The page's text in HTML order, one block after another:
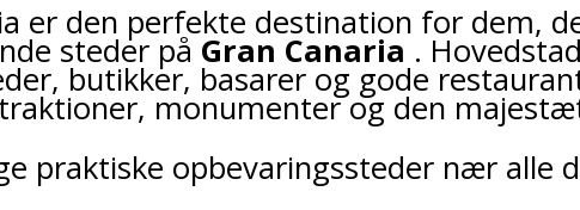
er den perfekte destination for dem,
steder på Gran Canaria .
butikker, basarer og gode
monumenter og den
praktiske opbevaringssteder nær